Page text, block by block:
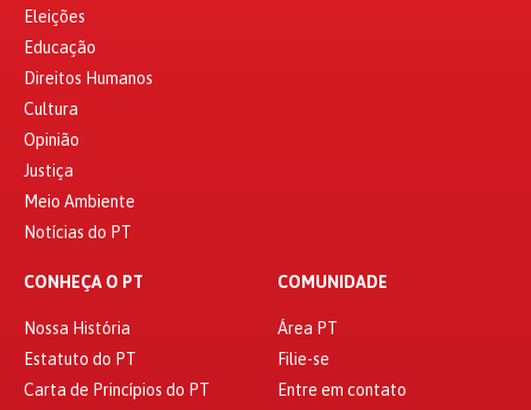
Eleições
Educação
Direitos Humanos
Cultura
Opinião
Justiça
Meio Ambiente
Notícias do PT
CONHEÇA O PT
Nossa História
Estatuto do PT
Carta de Princípios do PT
COMUNIDADE
Área PT
Filie-se
Entre em contato